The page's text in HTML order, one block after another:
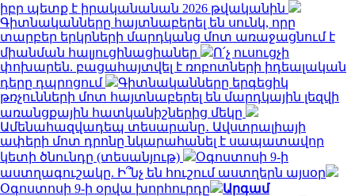
իբր պետք է իրականանան 2026 թվականին
Գիտնականները հայտնաբերել են սունկ, որը
տարբեր երկրների մարդկանց մոտ առաջացնում է
միանման հալյուցինացիաներ
Ո՛չ ուսուցչի
փոխարեն. բացահայտվել է ռոբոտների իդեալական
դերը դպրոցում
Գիտնականները երգեցիկ
թռչունների մոտ հայտնաբերել են մարդկային լեզվի
առանցքային հատկանիշներից մեկը
Ամենահազվադեպ տեսարանը․ Ավստրալիայի
ափերի մոտ դրոնը նկարահանել է սապատավոր
կետի ծնունդը (տեսանյութ)
Օգոստոսի 9-ի
աստղագուշակը. Ի՞նչ են հուշում աստղերն այսօր
Օգոստոսի 9-ի օրվա խորհուրդը
Արգամ